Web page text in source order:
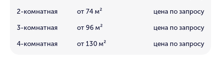
2-комнатная от 74 м² цена по запросу
3-комнатная от 96 м² цена по запросу
4-комнатная от 130 м² цена по запросу